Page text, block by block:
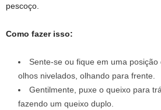
pescoço.
Como fazer isso:
Sente-se ou fique em uma
olhos nivelados, olhando para frente.
Gentilmente, puxe o queixo para
fazendo um queixo duplo.